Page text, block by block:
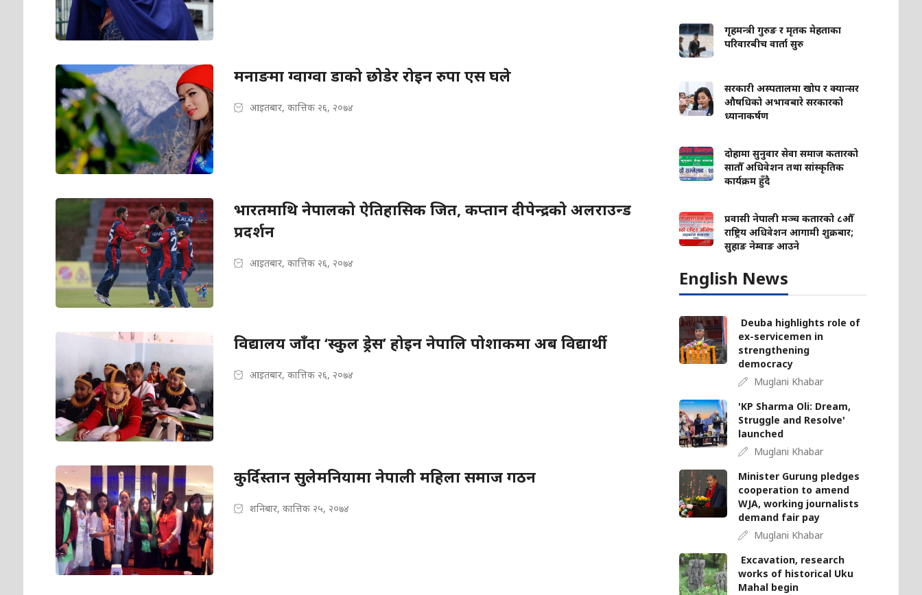
मनाङमा ग्वाग्वा डाको छोडेर रोइन रुपा एस घले
आइतबार, कात्तिक २६, २०७४
भारतमाथि नेपालको ऐतिहासिक जित, कप्तान दीपेन्द्रको अलराउन्ड
प्रदर्शन
आइतबार, कात्तिक २६, २०७४
विद्यालय जाँदा ‘स्कुल ड्रेस’ होइन नेपालि पोशाकमा अब विद्यार्थी
आइतबार, कात्तिक २६, २०७४
कुर्दिस्तान सुलेमनियामा नेपाली महिला समाज गठन
शनिबार, कात्तिक २५, २०७४
गृहमन्त्री गुरुङ र मृतक मेहताका
परिवारबीच वार्ता सुरु
सरकारी अस्पतालमा खोप र क्यान्सर
औषधिको अभावबारे सरकारको
ध्यानाकर्षण
दोहामा सुनुवार सेवा समाज कतारको
सातौँ अधिवेशन तथा सांस्कृतिक
कार्यक्रम हुँदै
प्रवासी नेपाली मञ्च कतारको ८औँ
राष्ट्रिय अधिवेशन आगामी शुक्रबार;
सुहाङ नेम्वाङ आउने
English News
Deuba highlights role of
ex-servicemen in
strengthening
democracy
Muglani Khabar
'KP Sharma Oli: Dream,
Struggle and Resolve'
launched
Muglani Khabar
Minister Gurung pledges
cooperation to amend
WJA, working journalists
demand fair pay
Muglani Khabar
Excavation, research
works of historical Uku
Mahal begin